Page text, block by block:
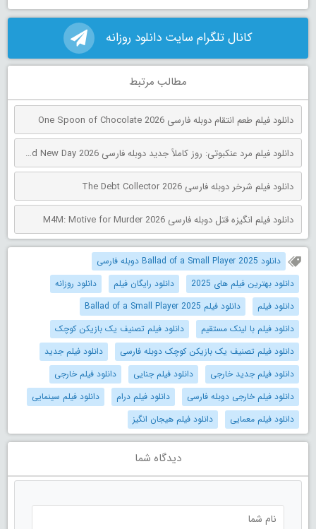
کانال تلگرام سایت دانلود روزانه
مطالب مرتبط
دانلود فیلم طعم انتقام دوبله فارسی One Spoon of Chocolate 2026
دانلود فیلم مرد عنکبوتی: روز کاملاً جدید دوبله فارسی Spider-Man: Brand New Day 2026
دانلود فیلم شرخر دوبله فارسی The Debt Collector 2026
دانلود فیلم انگیزه قتل دوبله فارسی M4M: Motive for Murder 2026
دانلود Ballad of a Small Player 2025 دوبله فارسی
دانلود بهترین فیلم های 2025
دانلود رایگان فیلم
دانلود روزانه
دانلود فیلم
دانلود فیلم Ballad of a Small Player 2025
دانلود فیلم با لینک مستقیم
دانلود فیلم تصنیف یک بازیکن کوچک
دانلود فیلم تصنیف یک بازیکن کوچک دوبله فارسی
دانلود فیلم جدید
دانلود فیلم جدید خارجی
دانلود فیلم جنایی
دانلود فیلم خارجی
دانلود فیلم خارجی دوبله فارسی
دانلود فیلم درام
دانلود فیلم سینمایی
دانلود فیلم معمایی
دانلود فیلم هیجان انگیز
دیدگاه شما